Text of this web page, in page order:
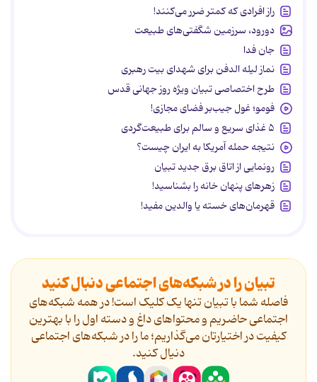
راز افرادی که کمتر ضرر می‌کنند!
دورود، سرزمین شگفتی‌های طبیعت
جان فدا
نماز لیله الدفن برای شهدای بیت رهبری
طرح اختصاصی تبیان ویژه روز جهانی قدس
فومو؛ غول جیب‌بر فضای مجازی!
۵ غذای سریع و سالم برای طبیعت‌گردی
نتیجه حمله آمریکا به ایران چیست؟
رونمایی از اتاق برق جدید تبیان
زهرهای پنهان خانه را بشناسید!
قهرمان‌های خسته یا والدین مفید!
تبیان را در شبکه‌های اجتماعی دنبال کنید
فاصله شما با تبیان تنها یک کلیک است! در همه شبکه‌های
اجتماعی حاضریم و محتواهای داغ و دسته اول را با بهترین
کیفیت در اختیارتان می‌گذاریم؛ ما را در شبکه‌های اجتماعی
دنیال کنید.